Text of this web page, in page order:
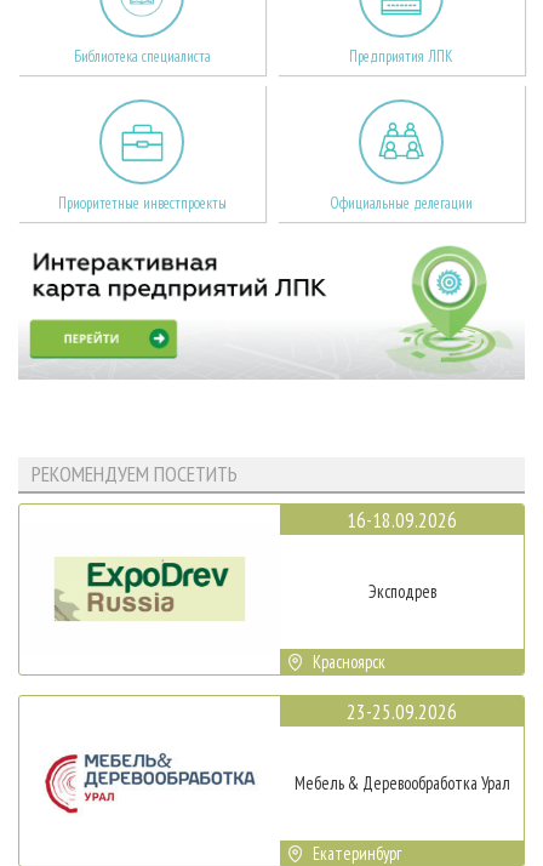
Библиотека специалиста Предприятия ЛПК
Приоритетные инвестпроекты Официальные делегации
РЕКОМЕНДУЕМ ПОСЕТИТЬ
16-18.09.2026
Эксподрев
Красноярск
23-25.09.2026
Мебель & Деревообработка Урал
Екатеринбург